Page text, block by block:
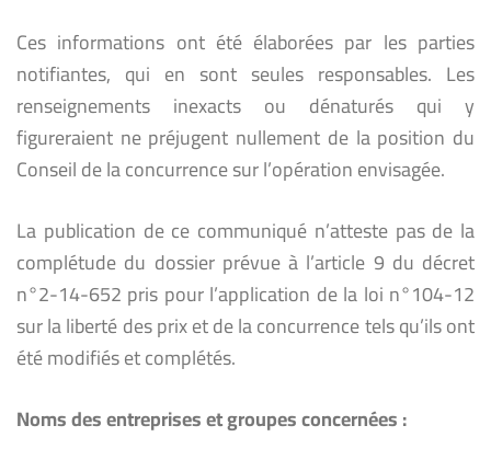
Ces informations ont été élaborées par les parties
notifiantes, qui en sont seules responsables. Les
renseignements inexacts ou dénaturés qui y
figureraient ne préjugent nullement de la position du
Conseil de la concurrence sur l’opération envisagée.
La publication de ce communiqué n’atteste pas de la
complétude du dossier prévue à l’article 9 du décret
n°2-14-652 pris pour l’application de la loi n°104-12
sur la liberté des prix et de la concurrence tels qu’ils ont
été modifiés et complétés.
Noms des entreprises et groupes concernées :